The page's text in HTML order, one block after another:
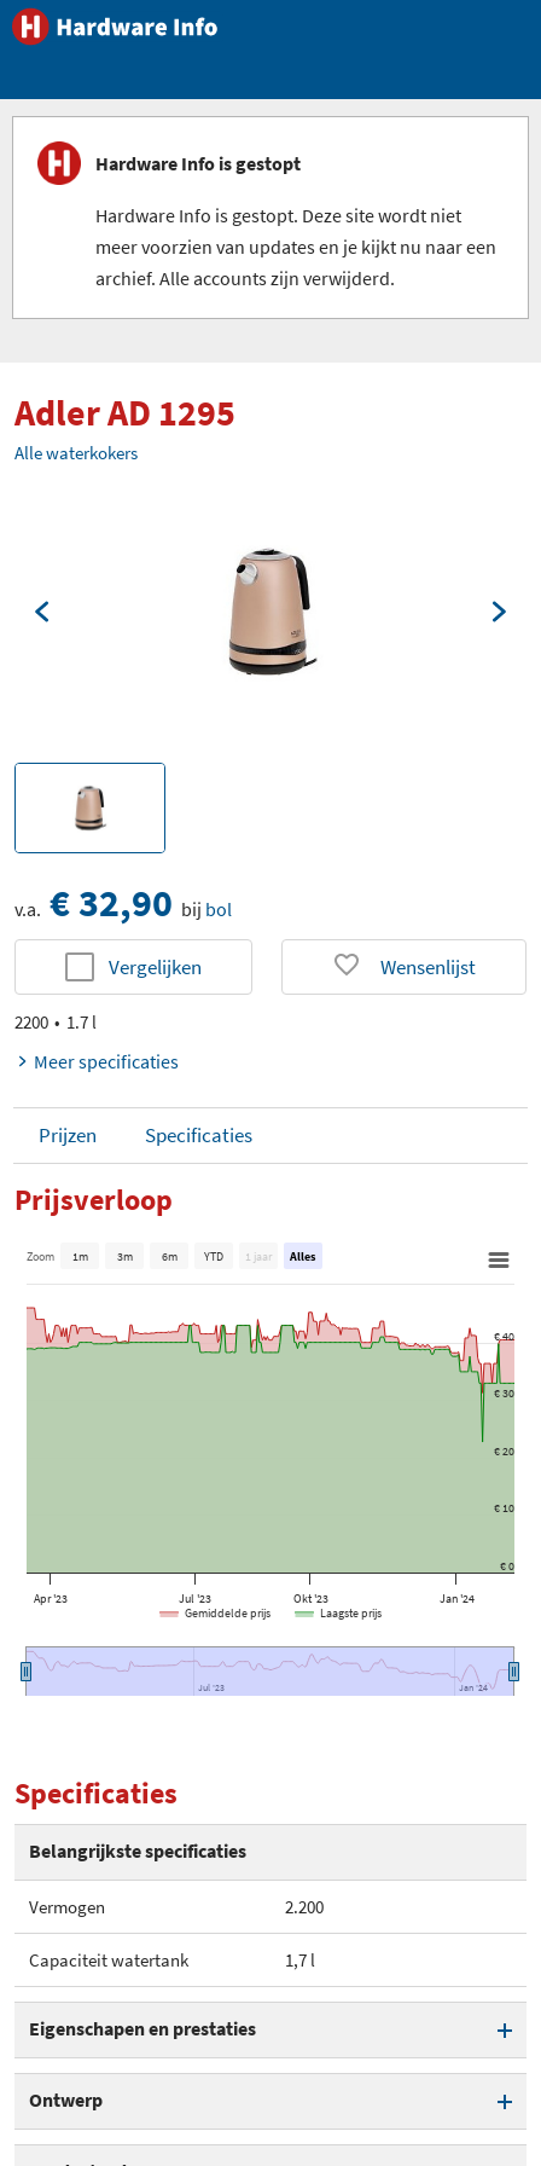
Hardware Info is gestopt
Hardware Info is gestopt. Deze site wordt niet
meer voorzien van updates en je kijkt nu naar een
archief. Alle accounts zijn verwijderd.
Adler AD 1295
Alle waterkokers
v.a. € 32,90 bij bol
Vergelijken Wensenlijst
2200 1.7 l
Meer specificaties
Prijzen Specificaties
Prijsverloop
Apr '23 Jul '23 Okt '23 Jan '24
Jul '23
Jul '23 Jan '24
Jan '24
€ 0
€ 10
€ 20
€ 30
€ 40
Zoom 1m 3m 6m YTD 1 jaar Alles
Gemiddelde prijs Laagste prijs
Specificaties
Belangrijkste specificaties
Vermogen 2.200
Capaciteit watertank 1,7 l
Eigenschapen en prestaties
Ontwerp